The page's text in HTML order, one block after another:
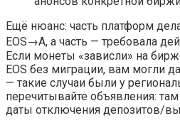
Ещё нюанс: часть платформ
EOS→A, а часть — требовала
Если монеты «зависли» на
EOS без миграции, вам могли
— такие случаи были у
перечитывайте объявления:
даты отключения депозитов/